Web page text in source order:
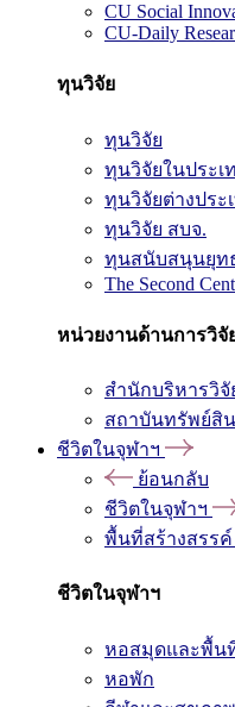
CU Social
CU-Daily
ทุนวิจัย
ทุนวิจัย
ทุนวิจัยในประเ
ทุนวิจัยต่างประ
ทุนวิจัย สบจ.
ทุนสนับสนุนยุท
The Second
หน่วยงานด้านการวิจั
สำนักบริหารวิจั
สถาบันทรัพย์สิ
ชีวิตในจุฬาฯ
ย้อนกลับ
ชีวิตในจุฬาฯ
พื้นที่สร้างสรรค์
ชีวิตในจุฬาฯ
หอสมุดและพื้น
หอพัก